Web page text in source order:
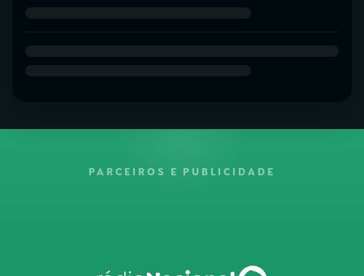
PARCEIROS E PUBLICIDADE